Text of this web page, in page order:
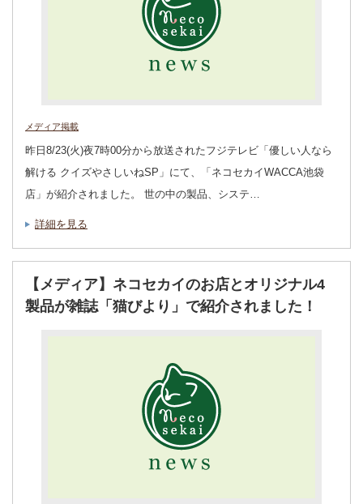
メディア掲載
昨日8/23(火)夜7時00分から放送されたフジテレビ「優しい人なら
解ける クイズやさしいねSP」にて、「ネコセカイWACCA池袋
店」が紹介されました。 世の中の製品、システ…
詳細を見る
【メディア】ネコセカイのお店とオリジナル4
製品が雑誌「猫びより」で紹介されました！